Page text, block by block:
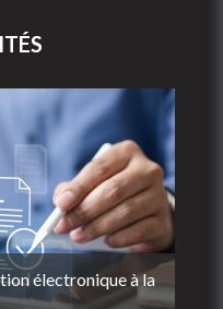
électronique à la